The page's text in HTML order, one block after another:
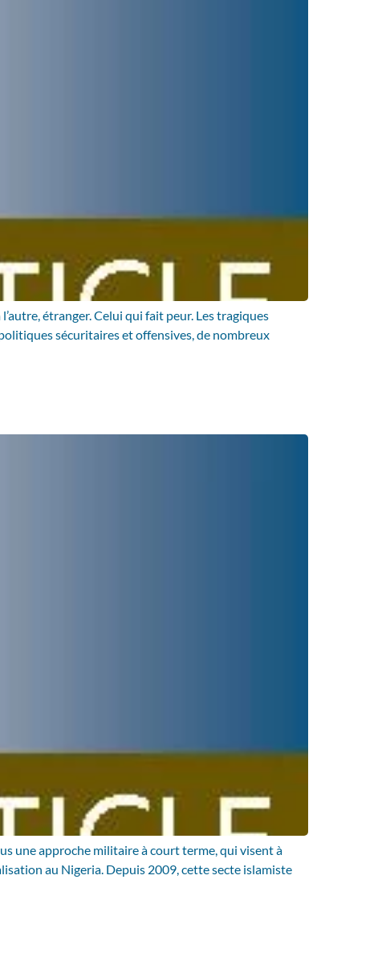
étranger. Celui qui fait peur. Les tragiques
sécuritaires et offensives, de nombreux
une approche militaire à court terme, qui visent à
au Nigeria. Depuis 2009, cette secte islamiste